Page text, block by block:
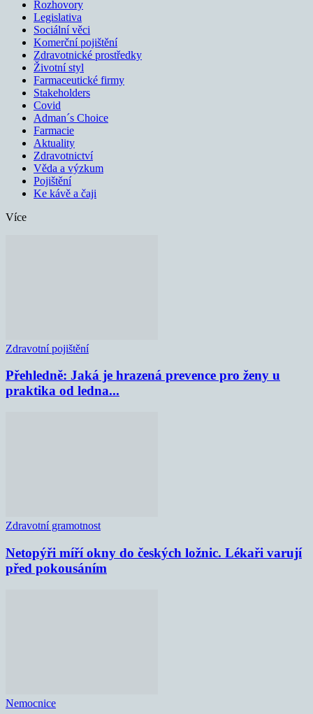
Rozhovory
Legislativa
Sociální věci
Komerční pojištění
Zdravotnické prostředky
Životní styl
Farmaceutické firmy
Stakeholders
Covid
Adman´s Choice
Farmacie
Aktuality
Zdravotnictví
Věda a výzkum
Pojištění
Ke kávě a čaji
Více
Zdravotní pojištění
Přehledně: Jaká je hrazená prevence pro ženy u
praktika od ledna...
Zdravotní gramotnost
Netopýři míří okny do českých ložnic. Lékaři varují
před pokousáním
Nemocnice